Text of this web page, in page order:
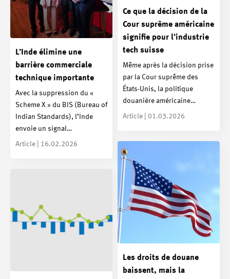
Ce que la décision de la
Cour suprême américaine
signifie pour l’industrie
tech suisse
Même après la décision prise
par la Cour suprême des
États-Unis, la politique
douanière américaine…
Article | 01.03.2026
L’Inde élimine une
barrière commerciale
technique importante
Avec la suppression du «
Scheme X » du BIS (Bureau of
Indian Standards), l’Inde
envoie un signal…
Article | 16.02.2026
Les droits de douane
baissent, mais la